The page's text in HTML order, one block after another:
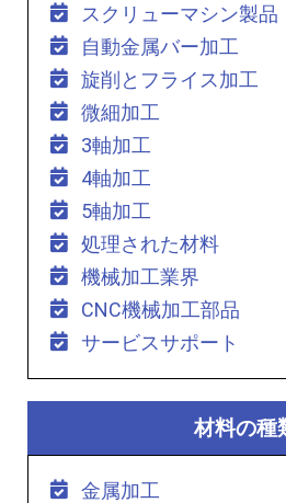
スクリューマシン製品
自動金属バー加工
旋削とフライス加工
微細加工
3軸加工
4軸加工
5軸加工
処理された材料
機械加工業界
CNC機械加工部品
サービスサポート
材料の種
金属加工